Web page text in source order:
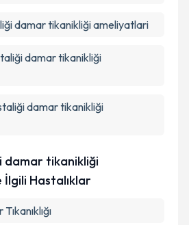
damar tikanikliği ameliyatlari
damar tikanikliği
damar tikanikliği
damar tikanikliği
Hastalıklar